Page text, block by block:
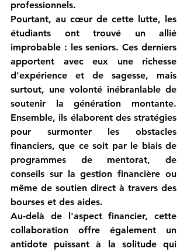
professionnels.
Pourtant, au cœur de cette lutte, les
étudiants ont trouvé un allié
improbable : les seniors. Ces derniers
apportent avec eux une richesse
d'expérience et de sagesse, mais
surtout, une volonté inébranlable de
soutenir la génération montante.
Ensemble, ils élaborent des stratégies
pour surmonter les obstacles
financiers, que ce soit par le biais de
programmes de mentorat, de
conseils sur la gestion financière ou
même de soutien direct à travers des
bourses et des aides.
Au-delà de l'aspect financier, cette
collaboration offre également un
antidote puissant à la solitude qui